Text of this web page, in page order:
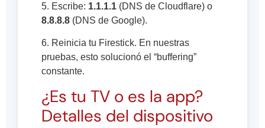
5. Escribe: 1.1.1.1 (DNS de Cloudflare) o
8.8.8.8 (DNS de Google).
6. Reinicia tu Firestick. En nuestras
pruebas, esto solucionó el “buffering”
constante.
¿Es tu TV o es la app?
Detalles del dispositivo